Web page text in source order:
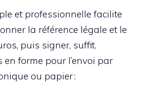
et professionnelle facilite
la référence légale et le
puis signer, suffit.
en forme pour l’envoi par
ou papier :